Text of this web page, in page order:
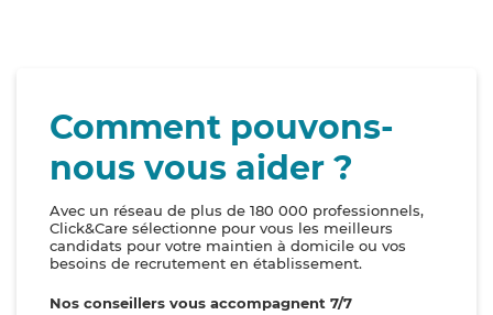
Comment pouvons-
nous vous aider ?
Avec un réseau de plus de 180 000 professionnels,
Click&Care sélectionne pour vous les meilleurs
candidats pour votre maintien à domicile ou vos
besoins de recrutement en établissement.
Nos conseillers vous accompagnent 7/7